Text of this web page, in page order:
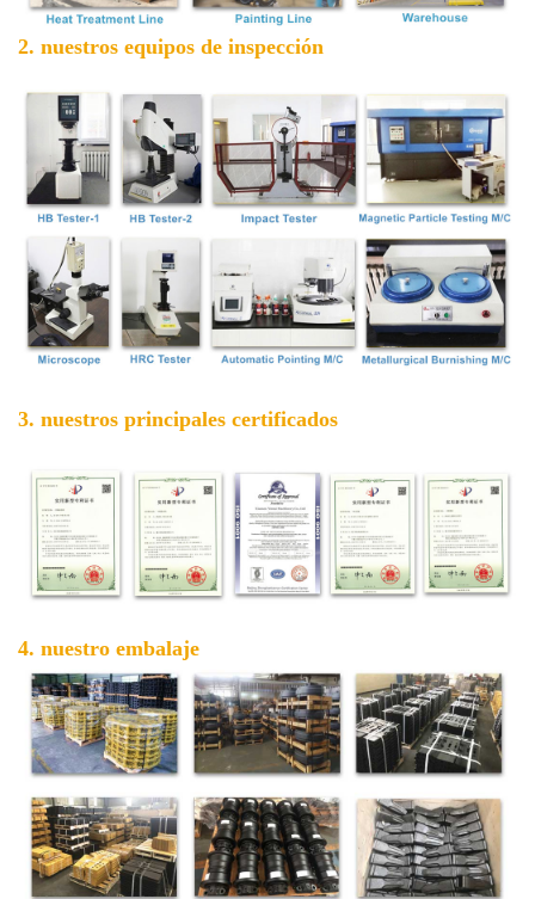
2. nuestros equipos de inspección
3. nuestros principales certificados
4. nuestro embalaje